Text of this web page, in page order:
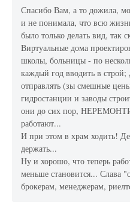
Спасибо Вам, а то дожила,
и не понимала, что всю
было только делать вид, так
Виртуальные дома
школы, больницы - по
каждый год вводить в строй;
отправлять (зы смешные
гидростанции и заводы
они до сих пор,
работают...
И при этом в храм ходить!
держать...
Ну и хорошо, что теперь
меньше становится... Слава
брокерам, менеджерам,